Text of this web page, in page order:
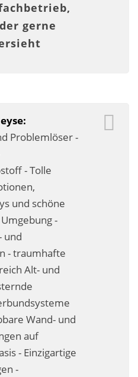
/ WDVS
›
Lösungen
Empfehlung
mieten
Lifestyle
schließen
gerne
Problemlöser -
- Tolle
und schöne
-
und
- traumhafte
Alt- und
Wand- und
auf
- Einzigartige
-